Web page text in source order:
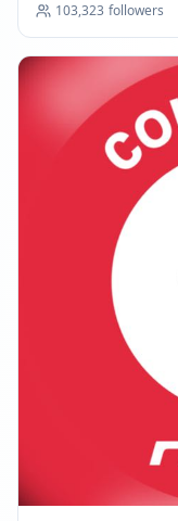
103,323 followers